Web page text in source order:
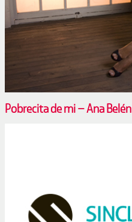
Pobrecita de mi – Ana Belén